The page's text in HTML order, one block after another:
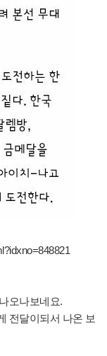
오나보네요.
전달이되서 나온 보